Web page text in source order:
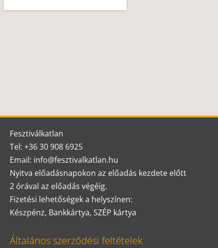
Fesztiválkatlan
Tel: +36 30 908 6925
Email: info@fesztivalkatlan.hu
Nyitva előadásnapokon az előadás kezdete előtt
2 órával az előadás végéig.
Fizetési lehetőségek a helyszínen:
Készpénz, Bankkártya, SZÉP kártya
Általános szerződési feltételek